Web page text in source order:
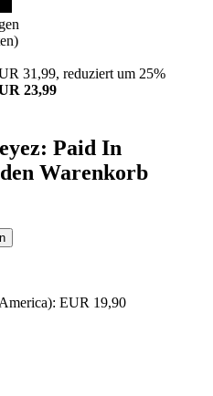
31,99, reduziert um 25%
23,99
Paid In
Warenkorb
EUR 19,90